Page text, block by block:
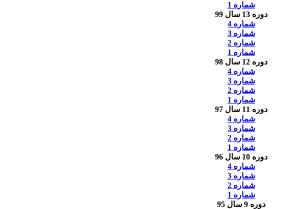
شماره 1
دوره 13 سال 99
شماره 4
شماره 3
شماره 2
شماره 1
دوره 12 سال 98
شماره 4
شماره 3
شماره 2
شماره 1
دوره 11 سال 97
شماره 4
شماره 3
شماره 2
شماره 1
دوره 10 سال 96
شماره 4
شماره 3
شماره 2
شماره 1
دوره 9 سال 95